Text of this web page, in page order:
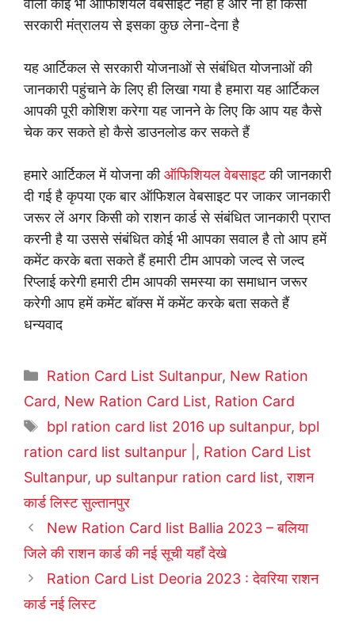
वाली कोई भी ऑफिशियल वेबसाइट नहीं है और ना ही किसी
सरकारी मंत्रालय से इसका कुछ लेना-देना है
यह आर्टिकल से सरकारी योजनाओं से संबंधित योजनाओं की
जानकारी पहुंचाने के लिए ही लिखा गया है हमारा यह आर्टिकल
आपकी पूरी कोशिश करेगा यह जानने के लिए कि आप यह कैसे
चेक कर सकते हो कैसे डाउनलोड कर सकते हैं
हमारे आर्टिकल में योजना कीऑफिशियल वेबसाइटकी जानकारी
दी गई है कृपया एक बार ऑफिशल वेबसाइट पर जाकर जानकारी
जरूर लें अगर किसी को राशन कार्ड से संबंधित जानकारी प्राप्त
करनी है या उससे संबंधित कोई भी आपका सवाल है तो आप हमें
कमेंट करके बता सकते हैं हमारी टीम आपको जल्द से जल्द
रिप्लाई करेगी हमारी टीम आपकी समस्या का समाधान जरूर
करेगी आप हमें कमेंट बॉक्स में कमेंट करके बता सकते हैं
धन्यवाद
Categories
Ration Card List Sultanpur, New Ration
Card, New Ration Card List, Ration Card
Tags
bpl ration card list 2016 up sultanpur, bpl
ration card list sultanpur | , Ration Card List
Sultanpur, up sultanpur ration card list,राशन
कार्ड लिस्ट सुल्तानपुर
New Ration Card list Ballia 2023 – बलिया
जिले की राशन कार्ड की नई सूची यहाँ देखे
Ration Card List Deoria 2023 : देवरिया राशन
कार्ड नई लिस्ट